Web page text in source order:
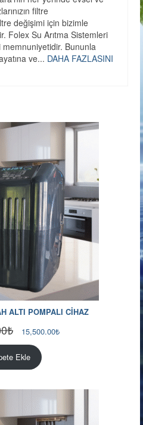
filtre
değişimi için bizimle
Folex Su Arıtma Sistemleri
Bununla
ve... DAHA FAZLASINI
ALTI POMPALI CİHAZ
₺
Orijinal
17,500.00₺.
15,500.00₺Şu
Ekle